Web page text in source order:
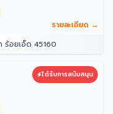
รายละเอียด →
ร้อยเอ็ด 45160
ได้รับการสนับสนุน